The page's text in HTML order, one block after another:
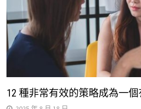
12 種非常有效的策略成為一